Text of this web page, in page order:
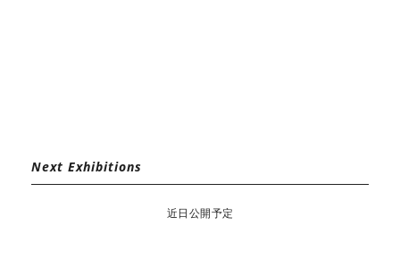
Next Exhibitions
近日公開予定